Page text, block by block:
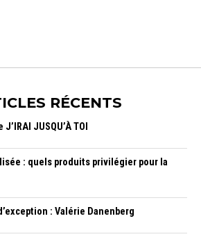
RÉCENTS
JUSQU’À TOI
: quels produits privilégier pour la
: Valérie Danenberg